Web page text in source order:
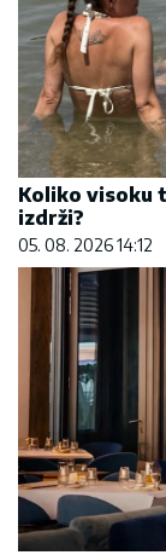
Koliko visoku
izdrži?
05. 08. 2026 14:12